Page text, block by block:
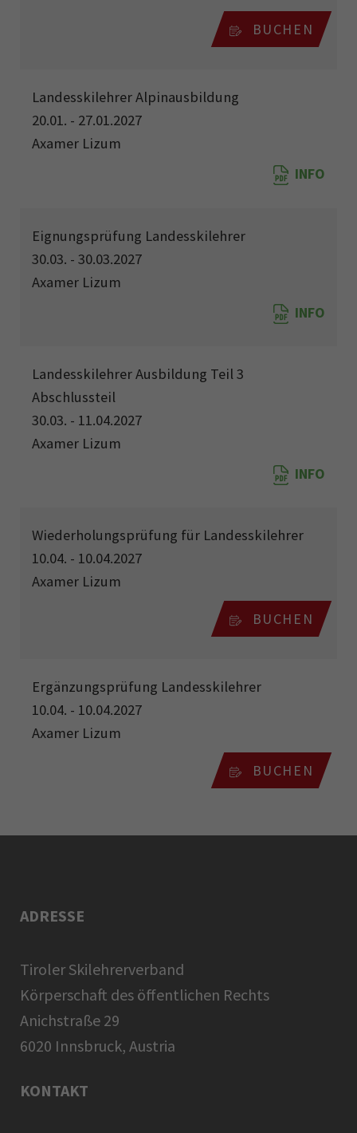
BUCHEN
Landesskilehrer Alpinausbildung
20.01. - 27.01.2027
Axamer Lizum
INFO
Eignungsprüfung Landesskilehrer
30.03. - 30.03.2027
Axamer Lizum
INFO
Landesskilehrer Ausbildung Teil 3
Abschlussteil
30.03. - 11.04.2027
Axamer Lizum
INFO
Wiederholungsprüfung für Landesskilehrer
10.04. - 10.04.2027
Axamer Lizum
BUCHEN
Ergänzungsprüfung Landesskilehrer
10.04. - 10.04.2027
Axamer Lizum
BUCHEN
ADRESSE
Tiroler Skilehrerverband
Körperschaft des öffentlichen Rechts
Anichstraße 29
6020 Innsbruck, Austria
KONTAKT